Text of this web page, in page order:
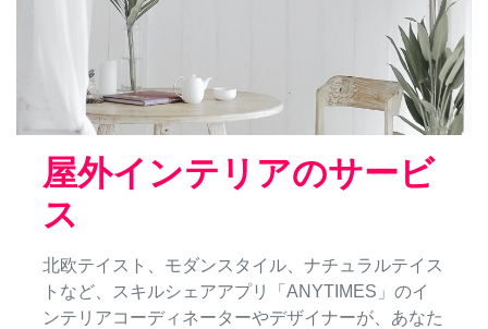
屋外インテリアのサービ
ス
北欧テイスト、モダンスタイル、ナチュラルテイス
トなど、スキルシェアアプリ「ANYTIMES」のイ
ンテリアコーディネーターやデザイナーが、あなた